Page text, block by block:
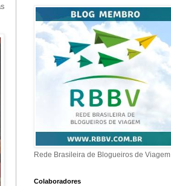
Rede Brasileira de Blogueiros de Viagem
Colaboradores